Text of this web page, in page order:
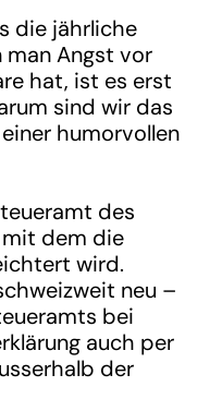
die jährliche
man Angst vor
hat, ist es erst
sind wir das
humorvollen
des
mit dem die
wird.
neu –
bei
auch per
der